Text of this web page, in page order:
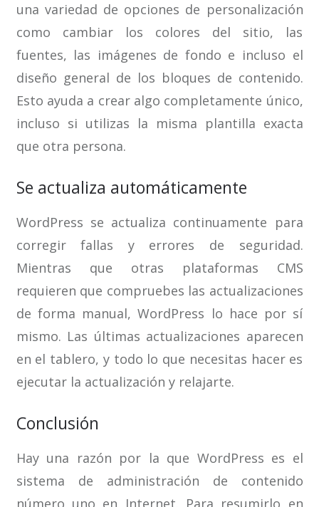
una variedad de opciones de personalización
como cambiar los colores del sitio, las
fuentes, las imágenes de fondo e incluso el
diseño general de los bloques de contenido.
Esto ayuda a crear algo completamente único,
incluso si utilizas la misma plantilla exacta
que otra persona.
Se actualiza automáticamente
WordPress se actualiza continuamente para
corregir fallas y errores de seguridad.
Mientras que otras plataformas CMS
requieren que compruebes las actualizaciones
de forma manual, WordPress lo hace por sí
mismo. Las últimas actualizaciones aparecen
en el tablero, y todo lo que necesitas hacer es
ejecutar la actualización y relajarte.
Conclusión
Hay una razón por la que WordPress es el
sistema de administración de contenido
número uno en Internet. Para resumirlo en